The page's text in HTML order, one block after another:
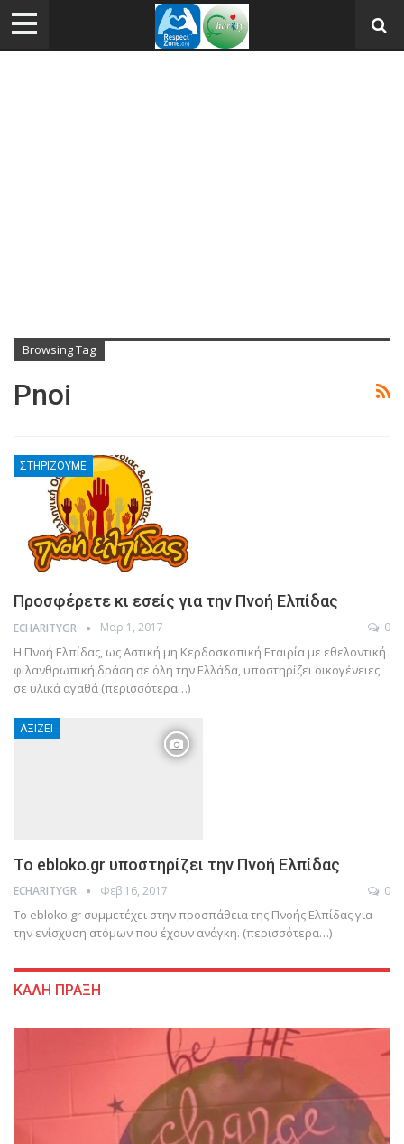
Browsing Tag
Pnoi
ΣΤΗΡΊΖΟΥΜΕ
Προσφέρετε κι εσείς για την Πνοή Ελπίδας
ECHARITYGR Μαρ 1, 2017 0
Η Πνοή Ελπίδας, ως Αστική μη Κερδοσκοπική Εταιρία με εθελοντική
φιλανθρωπική δράση σε όλη την Ελλάδα, υποστηρίζει οικογένειες
σε υλικά αγαθά (περισσότερα…)
ΑΞΊΖΕΙ
Το ebloko.gr υποστηρίζει την Πνοή Ελπίδας
ECHARITYGR Φεβ 16, 2017 0
Το ebloko.gr συμμετέχει στην προσπάθεια της Πνοής Ελπίδας για
την ενίσχυση ατόμων που έχουν ανάγκη. (περισσότερα…)
ΚΑΛΗ ΠΡΑΞΗ